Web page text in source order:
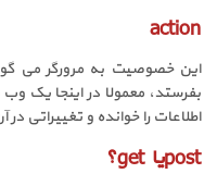
action
این خصوصیت به مرورگر می
بفرستد، معمولا در اینجا یک
اطلاعات را خوانده و تغییراتی در
get یاpost ؟